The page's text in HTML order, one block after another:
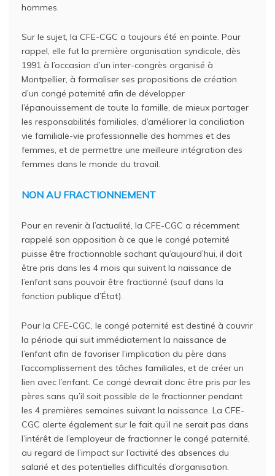
hommes.
Sur le sujet, la CFE-CGC a toujours été en pointe. Pour
rappel, elle fut la première organisation syndicale, dès
1991 à l’occasion d’un inter-congrès organisé à
Montpellier, à formaliser ses propositions de création
d’un congé paternité afin de développer
l’épanouissement de toute la famille, de mieux partager
les responsabilités familiales, d’améliorer la conciliation
vie familiale-vie professionnelle des hommes et des
femmes, et de permettre une meilleure intégration des
femmes dans le monde du travail.
NON AU FRACTIONNEMENT
Pour en revenir à l’actualité, la CFE-CGC a récemment
rappelé son opposition à ce que le congé paternité
puisse être fractionnable sachant qu’aujourd’hui, il doit
être pris dans les 4 mois qui suivent la naissance de
l’enfant sans pouvoir être fractionné (sauf dans la
fonction publique d’État).
Pour la CFE-CGC, le congé paternité est destiné à couvrir
la période qui suit immédiatement la naissance de
l’enfant afin de favoriser l’implication du père dans
l’accomplissement des tâches familiales, et de créer un
lien avec l’enfant. Ce congé devrait donc être pris par les
pères sans qu’il soit possible de le fractionner pendant
les 4 premières semaines suivant la naissance. La CFE-
CGC alerte également sur le fait qu’il ne serait pas dans
l’intérêt de l’employeur de fractionner le congé paternité,
au regard de l’impact sur l’activité des absences du
salarié et des potentielles difficultés d’organisation.